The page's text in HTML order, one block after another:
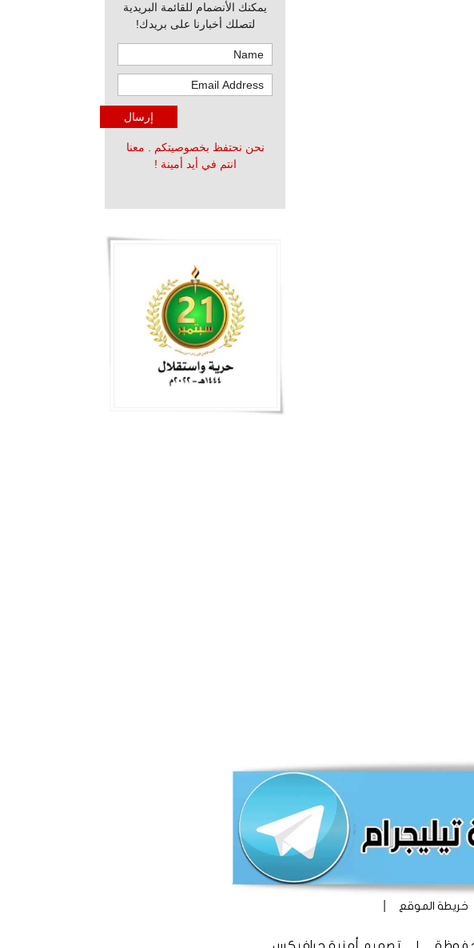
يمكنك الأنضمام للقائمة البريدية
لتصلك أخبارنا على بريدك!
نحن نحتفظ بخصوصيتكم . معنا
انتم في أيد أمينة !
خريطة الموقع